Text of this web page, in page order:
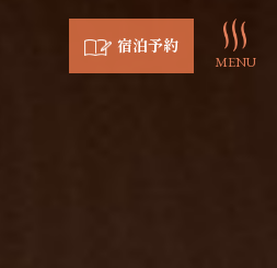
宿泊予約
MENU